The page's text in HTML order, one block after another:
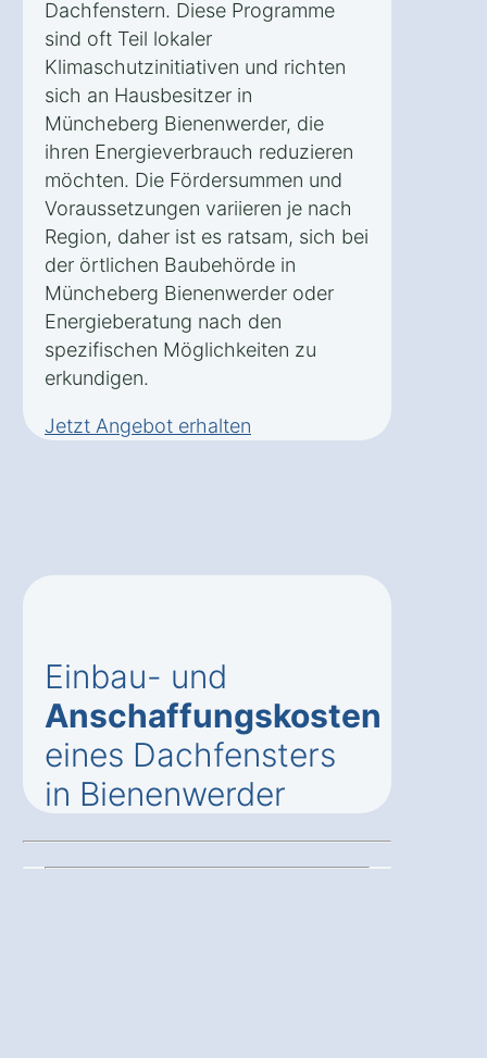
Dachfenstern. Diese Programme
sind oft Teil lokaler
Klimaschutzinitiativen und richten
sich an Hausbesitzer in
Müncheberg Bienenwerder, die
ihren Energieverbrauch reduzieren
möchten. Die Fördersummen und
Voraussetzungen variieren je nach
Region, daher ist es ratsam, sich bei
der örtlichen Baubehörde in
Müncheberg Bienenwerder oder
Energieberatung nach den
spezifischen Möglichkeiten zu
erkundigen.
Jetzt Angebot erhalten
Einbau- und
Anschaffungskosten
eines Dachfensters
in Bienenwerder